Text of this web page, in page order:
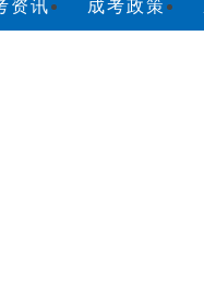
资讯 成考政策